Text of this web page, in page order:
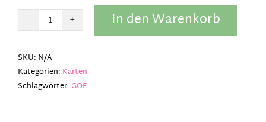
Saubande
good
old
friends
In den Warenkorb
SKU: N/A
Kategorien: Karten
Schlagwörter:GOF